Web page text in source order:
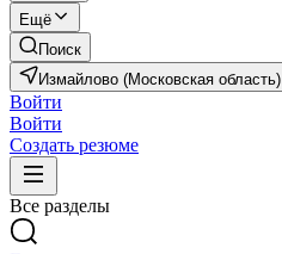
Ещё
Поиск
Измайлово (Московская область)
Войти
Войти
Создать резюме
Все разделы